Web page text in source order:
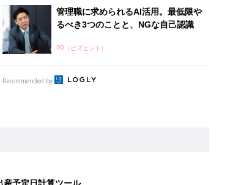
り、妊活のタイミングの目安も
お金・手続き
出産費用やもらえるお金・必要な手続きを知ろ